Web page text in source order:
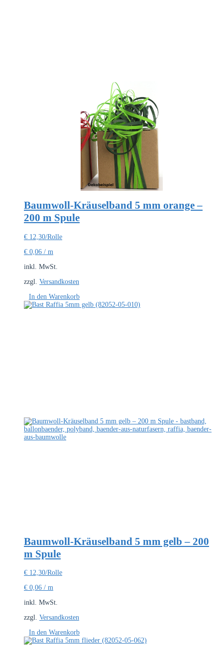
Baumwoll-Kräuselband 5 mm orange –
200 m Spule
€ 12,30/Rolle
€ 0,06 / m
inkl. MwSt.
zzgl. Versandkosten
In den Warenkorb
Baumwoll-Kräuselband 5 mm gelb – 200
m Spule
€ 12,30/Rolle
€ 0,06 / m
inkl. MwSt.
zzgl. Versandkosten
In den Warenkorb